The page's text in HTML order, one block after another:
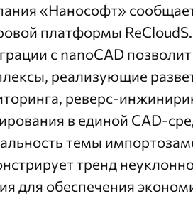
«Нанософт»
платформы
с nanoCAD
реализующие
реверс-
в единой CAD-
темы
тренд
для обеспечения